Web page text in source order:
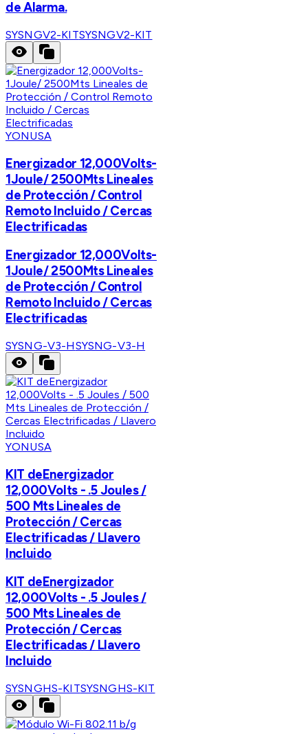
de Alarma.
SYSNGV2-KITSYSNGV2-KIT
YONUSA
Energizador 12,000Volts-
1Joule/ 2500Mts Lineales
de Protección / Control
Remoto Incluido / Cercas
Electrificadas
Energizador 12,000Volts-
1Joule/ 2500Mts Lineales
de Protección / Control
Remoto Incluido / Cercas
Electrificadas
SYSNG-V3-HSYSNG-V3-H
YONUSA
KIT deEnergizador
12,000Volts - .5 Joules /
500 Mts Lineales de
Protección / Cercas
Electrificadas / Llavero
Incluido
KIT deEnergizador
12,000Volts - .5 Joules /
500 Mts Lineales de
Protección / Cercas
Electrificadas / Llavero
Incluido
SYSNGHS-KITSYSNGHS-KIT